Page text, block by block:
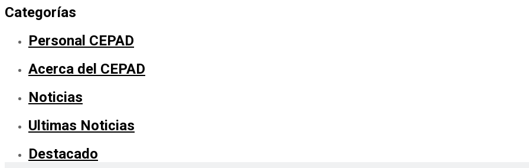
Categorías
Personal CEPAD
Acerca del CEPAD
Noticias
Ultimas Noticias
Destacado